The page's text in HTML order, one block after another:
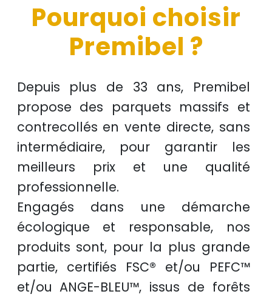
Pourquoi choisir
Premibel ?
Depuis plus de 33 ans, Premibel
propose des parquets massifs et
contrecollés envente directe, sans
intermédiaire, pour garantir les
meilleurs prixet une qualité
professionnelle.
Engagés dans une démarche
écologique et responsable, nos
produits sont, pour la plus grande
partie, certifiés FSC® et/ou PEFC™
et/ouANGE-BLEU™, issus de forêts